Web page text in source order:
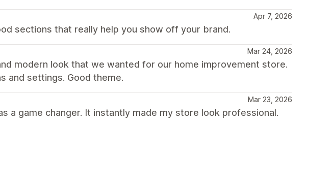
Apr 7, 2026
sections that really help you show off your brand.
Mar 24, 2026
modern look that we wanted for our home improvement store.
and settings. Good theme.
Mar 23, 2026
a game changer. It instantly made my store look professional.